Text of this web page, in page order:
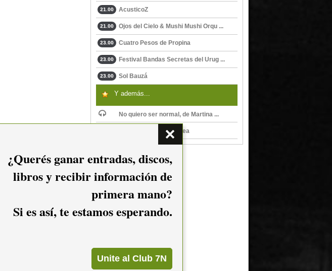
21.00 AcusticoZ
21.00 Ojos del Cielo & Mushi Mushi Orqu ...
23.00 Cuatro Pesos de Propina
23.00 Festival Bandas Secretas del Urug ...
23.00 Sol Bauzá
Y además...
No quiero ser normal, de Martina ...
Miedo, de Martina Gadea
¿Querés ganar entradas, discos,
libros y recibir información de
primera mano?
Si es así, te estamos esperando.